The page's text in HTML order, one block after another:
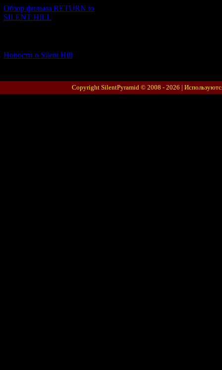
Обзор фильма RETURN to
SILENT HILL
Новости о Silent Hill
Copyright SilentPyramid © 2008 - 2026 |